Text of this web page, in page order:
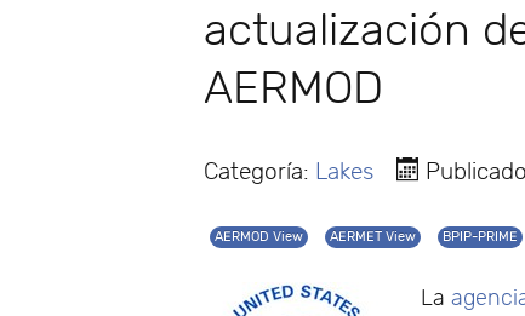
actualización
AERMOD
Categoría: Lakes
AERMOD View AERMET View BPIP-PRIME
La